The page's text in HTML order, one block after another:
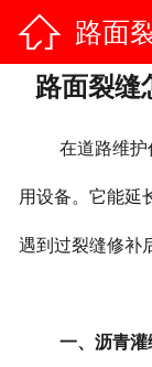
 路面
路面裂缝
在道路维护
用设备。它能延
遇到过裂缝修补
一、沥青灌